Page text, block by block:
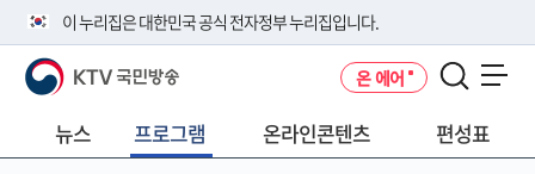
이 누리집은 대한민국 공식 전자정부 누리집입니다.
공식 누리집 주소 확인하기
니다.
이밖에 or.kr 또는 .kr등 다른 도메인 주소를 사용하고 있다면 아래 URL에
KTV 국민방송 온 에어
뉴스 프로그램 온라인콘텐츠 편성표